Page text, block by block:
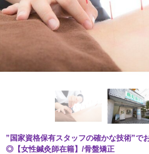
”国家資格保有スタッフの確かな技術”で
◎【女性鍼灸師在籍】/骨盤矯正